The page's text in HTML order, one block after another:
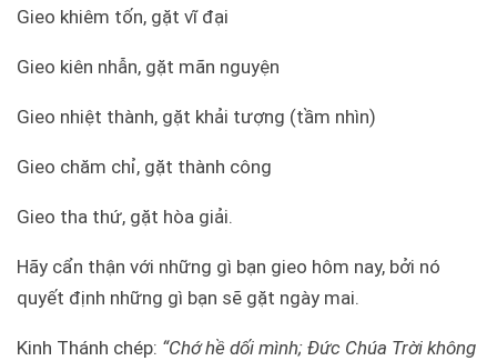
Gieo khiêm tốn, gặt vĩ đại
Gieo kiên nhẫn, gặt mãn nguyện
Gieo nhiệt thành, gặt khải tượng (tầm nhìn)
Gieo chăm chỉ, gặt thành công
Gieo tha thứ, gặt hòa giải.
Hãy cẩn thận với những gì bạn gieo hôm nay, bởi nó
quyết định những gì bạn sẽ gặt ngày mai.
Kinh Thánh chép: “Chớ hề dối mình; Đức Chúa Trời không